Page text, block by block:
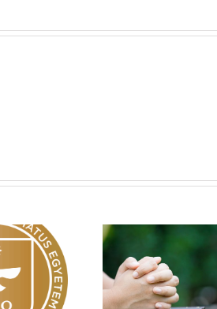
üzenet –
Zsoltárok 149
Egy fa
hangzik. Nő
hallja? –